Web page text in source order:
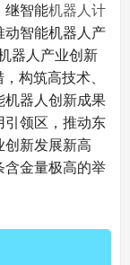
继智能机器人计
动智能机器人产
器人产业创新
构筑高技术、
机器人创新成果
引领区，推动东
创新发展新高
含金量极高的举